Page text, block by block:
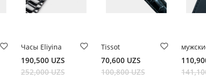
Часы Eliyina
190,500 UZS
252,000 UZS
Tissot
70,600 UZS
100,800 UZS